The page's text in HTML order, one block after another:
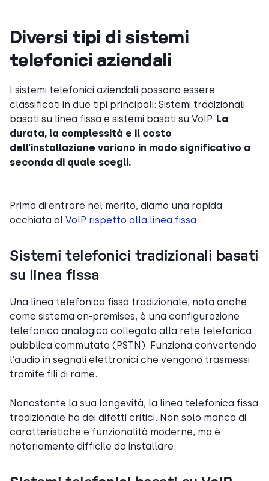
Diversi tipi di sistemi
telefonici aziendali
I sistemi telefonici aziendali possono essere
classificati in due tipi principali: Sistemi tradizionali
basati su linea fissa e sistemi basati su VoIP. La
durata, la complessità e il costo
dell’installazione variano in modo significativo a
seconda di quale scegli.
Prima di entrare nel merito, diamo una rapida
occhiata al VoIP rispetto alla linea fissa:
Sistemi telefonici tradizionali basati
su linea fissa
Una linea telefonica fissa tradizionale, nota anche
come sistema on-premises, è una configurazione
telefonica analogica collegata alla rete telefonica
pubblica commutata (PSTN). Funziona convertendo
l’audio in segnali elettronici che vengono trasmessi
tramite fili di rame.
Nonostante la sua longevità, la linea telefonica fissa
tradizionale ha dei difetti critici. Non solo manca di
caratteristiche e funzionalità moderne, ma è
notoriamente difficile da installare.